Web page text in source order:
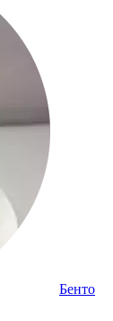
Бенто